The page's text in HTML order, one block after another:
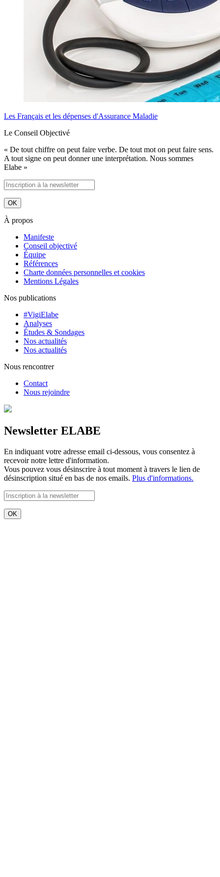
Les Français et les dépenses d'Assurance Maladie
Le Conseil Objectivé
« De tout chiffre on peut faire verbe. De tout mot on peut faire sens.
A tout signe on peut donner une interprétation. Nous sommes
Elabe »
À propos
Manifeste
Conseil objectivé
Équipe
Références
Charte données personnelles et cookies
Mentions Légales
Nos publications
#VigiElabe
Analyses
Études & Sondages
Nos actualités
Nos actualités
Nous rencontrer
Contact
Nous rejoindre
Newsletter ELABE
En indiquant votre adresse email ci-dessous, vous consentez à
recevoir notre lettre d'information.
Vous pouvez vous désinscrire à tout moment à travers le lien de
désinscription situé en bas de nos emails. Plus d'informations.